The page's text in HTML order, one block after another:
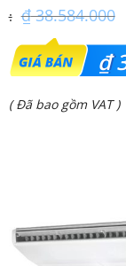
₫38.584.000
Giá
gốc
là:
₫
Giá
₫ 31.450.000.
( Đã bao gồm VAT )